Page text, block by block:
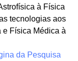
à Física
tecnologias aos
e Física Médica à
da Pesquisa